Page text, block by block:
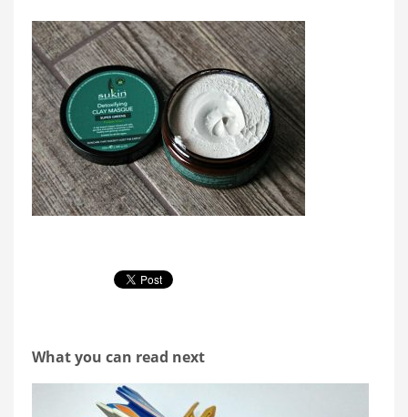
What you can read next